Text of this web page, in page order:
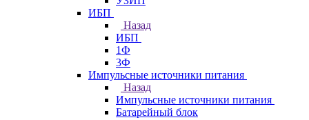
ИБП
Назад
ИБП
1Ф
3Ф
Импульсные источники питания
Назад
Импульсные источники питания
Батарейный блок